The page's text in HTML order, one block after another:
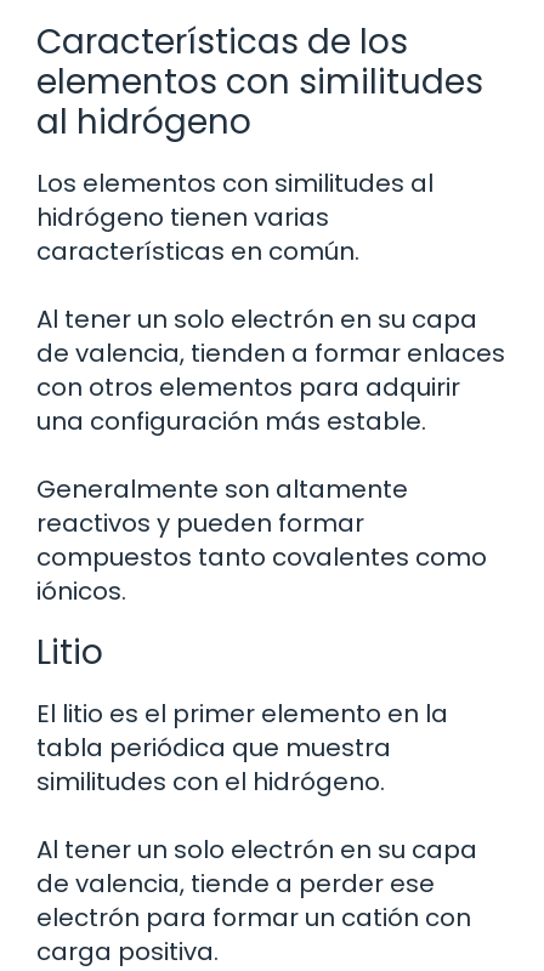
Características de los
elementos con similitudes
al hidrógeno
Los elementos con similitudes al
hidrógeno tienen varias
características en común.
Al tener un solo electrón en su capa
de valencia, tienden a formar enlaces
con otros elementos para adquirir
una configuración más estable.
Generalmente son altamente
reactivos y pueden formar
compuestos tanto covalentes como
iónicos.
Litio
El litio es el primer elemento en la
tabla periódica que muestra
similitudes con el hidrógeno.
Al tener un solo electrón en su capa
de valencia, tiende a perder ese
electrón para formar un catión con
carga positiva.